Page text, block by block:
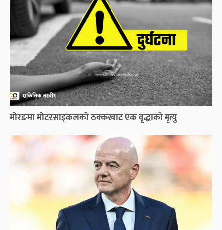
मोरङमा मोटरसाइकलको ठक्करबाट एक वृद्धाको मृत्यु